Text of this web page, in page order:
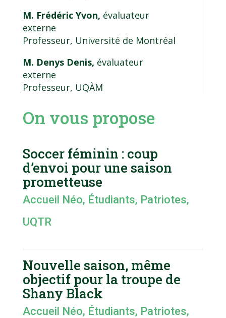
M. Frédéric Yvon, évaluateur
externe
Professeur, Université de Montréal
M. Denys Denis, évaluateur
externe
Professeur, UQÀM
On vous propose
Soccer féminin : coup
d’envoi pour une saison
prometteuse
Accueil Néo, Étudiants, Patriotes,
UQTR
Nouvelle saison, même
objectif pour la troupe de
Shany Black
Accueil Néo, Étudiants, Patriotes,